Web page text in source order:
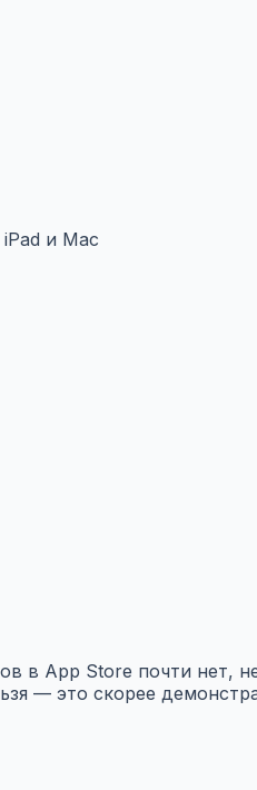
и Mac
в App Store почти нет,
— это скорее